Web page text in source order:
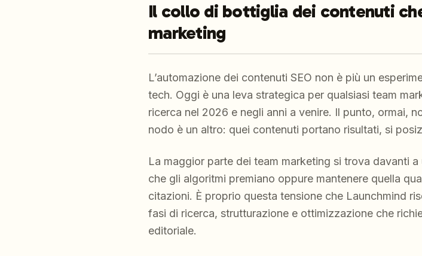
Il collo di bottiglia dei contenuti
marketing
L’automazione dei contenuti SEO non è più un
tech. Oggi è una leva strategica per qualsiasi team
ricerca nel 2026 e negli anni a venire. Il punto, ormai,
nodo è un altro: quei contenuti portano risultati, si
La maggior parte dei team marketing si trova davanti
che gli algoritmi premiano oppure mantenere quella
citazioni. È proprio questa tensione che Launchmind
fasi di ricerca, strutturazione e ottimizzazione che
editoriale.